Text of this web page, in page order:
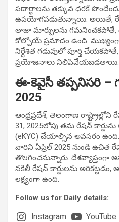
పదార్థాలను తక్కువ ధరకే
ఉపయోగపడుతున్నాయి. అయితే,
తాజా మార్పులను గమనించకపోతే,
కోల్పోయే ప్రమాదం ఉంది. ముఖ్యంగా
నిర్దేశిత గడువులో పూర్తి
ప్రయోజనాలు నిలిపివేయబడతాయి.
ఈ-కెవైసీ తప్పనిసరి –
2025
ఆంధ్రప్రదేశ్, తెలంగాణ రాష్ట్రాల్లోని
31, 2025లోపు తమ రేషన్
(eKYC) చేయాల్సిన అవసరం
వారిని ఏప్రిల్ 2025 నుండి ఉచిత
తొలగించనున్నారు. దేశవ్యాప్తంగా
నకిలీ రేషన్ కార్డులను
లక్ష్యంగా ఉంది.
Follow us for Daily details:
Instagram YouTube